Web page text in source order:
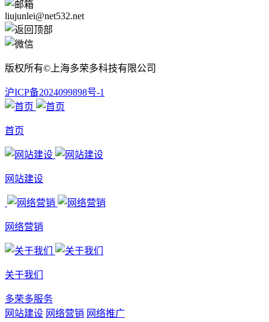
liujunlei@net532.net
版权所有©上海多荣多科技有限公司
沪ICP备2024099898号-1
首页
网站建设
网络营销
关于我们
多荣多服务
网站建设 网络营销 网络推广